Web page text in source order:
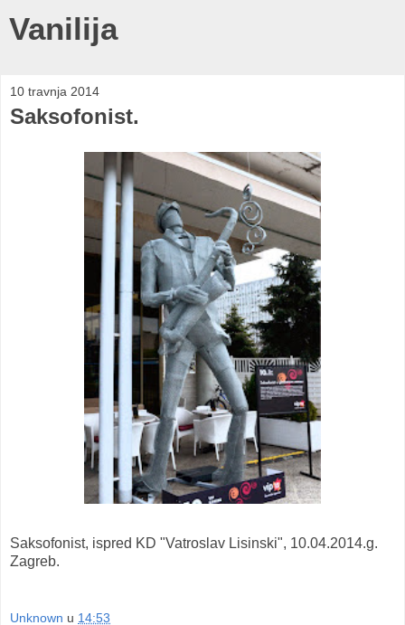
Vanilija
10 travnja 2014
Saksofonist.
Saksofonist, ispred KD "Vatroslav Lisinski", 10.04.2014.g.
Zagreb.
Unknown u 14:53